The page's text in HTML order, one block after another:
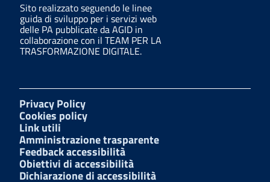
Sito realizzato seguendo le linee
guida di sviluppo per i servizi web
delle PA pubblicate da AGID in
collaborazione con il TEAM PER LA
TRASFORMAZIONE DIGITALE.
Privacy Policy
Cookies policy
Link utili
Amministrazione trasparente
Feedback accessibilità
Obiettivi di accessibilità
Dichiarazione di accessibilità